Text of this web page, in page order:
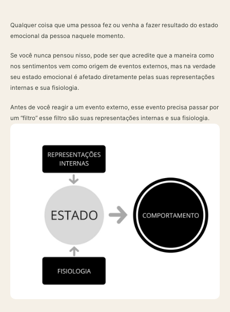
Qualquer coisa que uma pessoa fez ou venha a fazer resultado do estado
emocional da pessoa naquele momento.
Se você nunca pensou nisso, pode ser que acredite que a maneira como
nos sentimentos vem como origem de eventos externos, mas na verdade
seu estado emocional é afetado diretamente pelas suas representações
internas e sua fisiologia.
Antes de você reagir a um evento externo, esse evento precisa passar por
um “filtro” esse filtro são suas representações internas e sua fisiologia.